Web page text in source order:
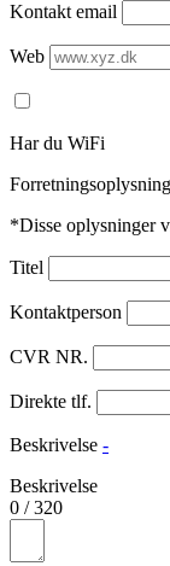
Kontakt email
Web
Har du WiFi
*Disse oplysninger
Titel
Kontaktperson
CVR NR.
Direkte tlf.
Beskrivelse -
Beskrivelse
0 /320